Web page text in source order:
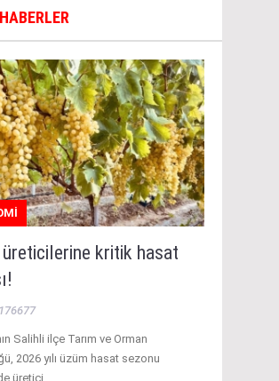
HABERLER
üreticilerine kritik hasat
Salihli ilçe Tarım ve Orman
2026 yılı üzüm hasat sezonu
üretici